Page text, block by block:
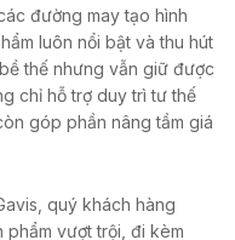
đường may tạo hình
luôn nổi bật và thu hút
thế nhưng vẫn giữ được
chỉ hỗ trợ duy trì tư thế
góp phần nâng tầm giá
quý khách hàng
phẩm vượt trội, đi kèm